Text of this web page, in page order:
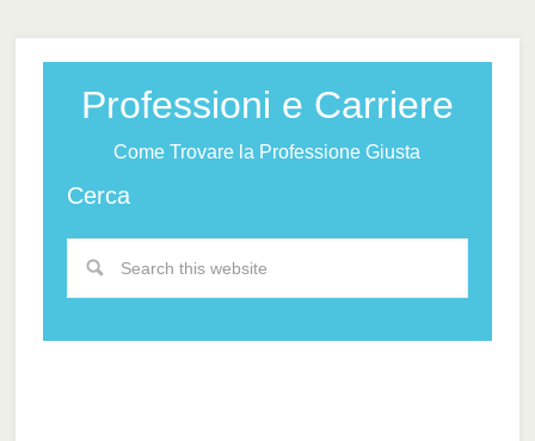
Professioni e Carriere
Come Trovare la Professione Giusta
Cerca